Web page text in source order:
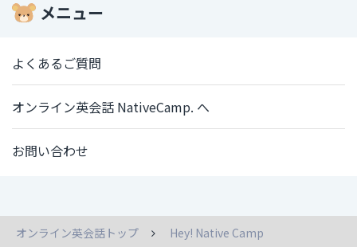
メニュー
よくあるご質問
オンライン英会話 NativeCamp. へ
お問い合わせ
オンライン英会話トップ
Hey! Native Camp